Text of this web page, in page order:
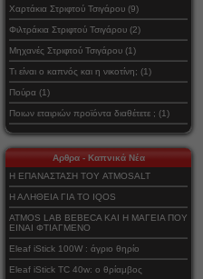
Χαρτάκια Στριφτού Τσιγάρου (9)
Φιλτράκια Στριφτού Τσιγάρου (2)
Μηχανές Στριφτού Τσιγάρου (1)
Τι είναι ο καπνός και η νικοτίνη; (1)
Πούρα (1)
Ποιων εταιριών προϊόντα διαθέτετε ; (1)
Αρθρα - Καπνικά Νέα
Η ΕΠΑΝΑΣΤΑΣΗ ΤΟΥ ATMOSALT
Η ΑΛΗΘΕΙΑ ΓΙΑ ΤΟ IQOS
ATMOS LAB BEBECA ΚΑΙ Η ΜΑΓΕΙΑ ΠΟΥ
ΕΙΝΑΙ ΦΤΙΑΓΜΕΝΟ
Eleaf iStick 100W : άγριο θηρίο
Eleaf iStick TC 40w: ο θρίαμβος